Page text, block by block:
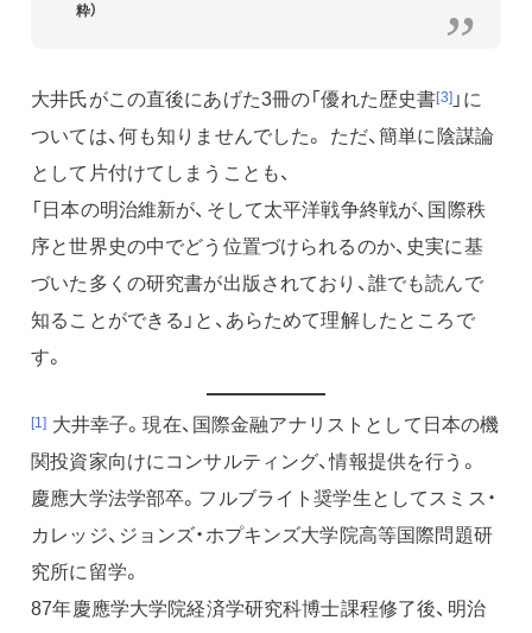
粋）
大井氏がこの直後にあげた3冊の「優れた歴史書[3]」に
ついては、何も知りませんでした。 ただ、簡単に陰謀論
として片付けてしまうことも、
「日本の明治維新が、そして太平洋戦争終戦が、国際秩
序と世界史の中でどう位置づけられるのか、史実に基
づいた多くの研究書が出版されており、誰でも読んで
知ることができる」と、あらためて理解したところで
す。
[1] 大井幸子。現在、国際金融アナリストとして日本の機
関投資家向けにコンサルティング、情報提供を行う。
慶應大学法学部卒。フルブライト奨学生としてスミス・
カレッジ、ジョンズ・ホプキンズ大学院高等国際問題研
究所に留学。
87年慶應学大学院経済学研究科博士課程修了後、明治